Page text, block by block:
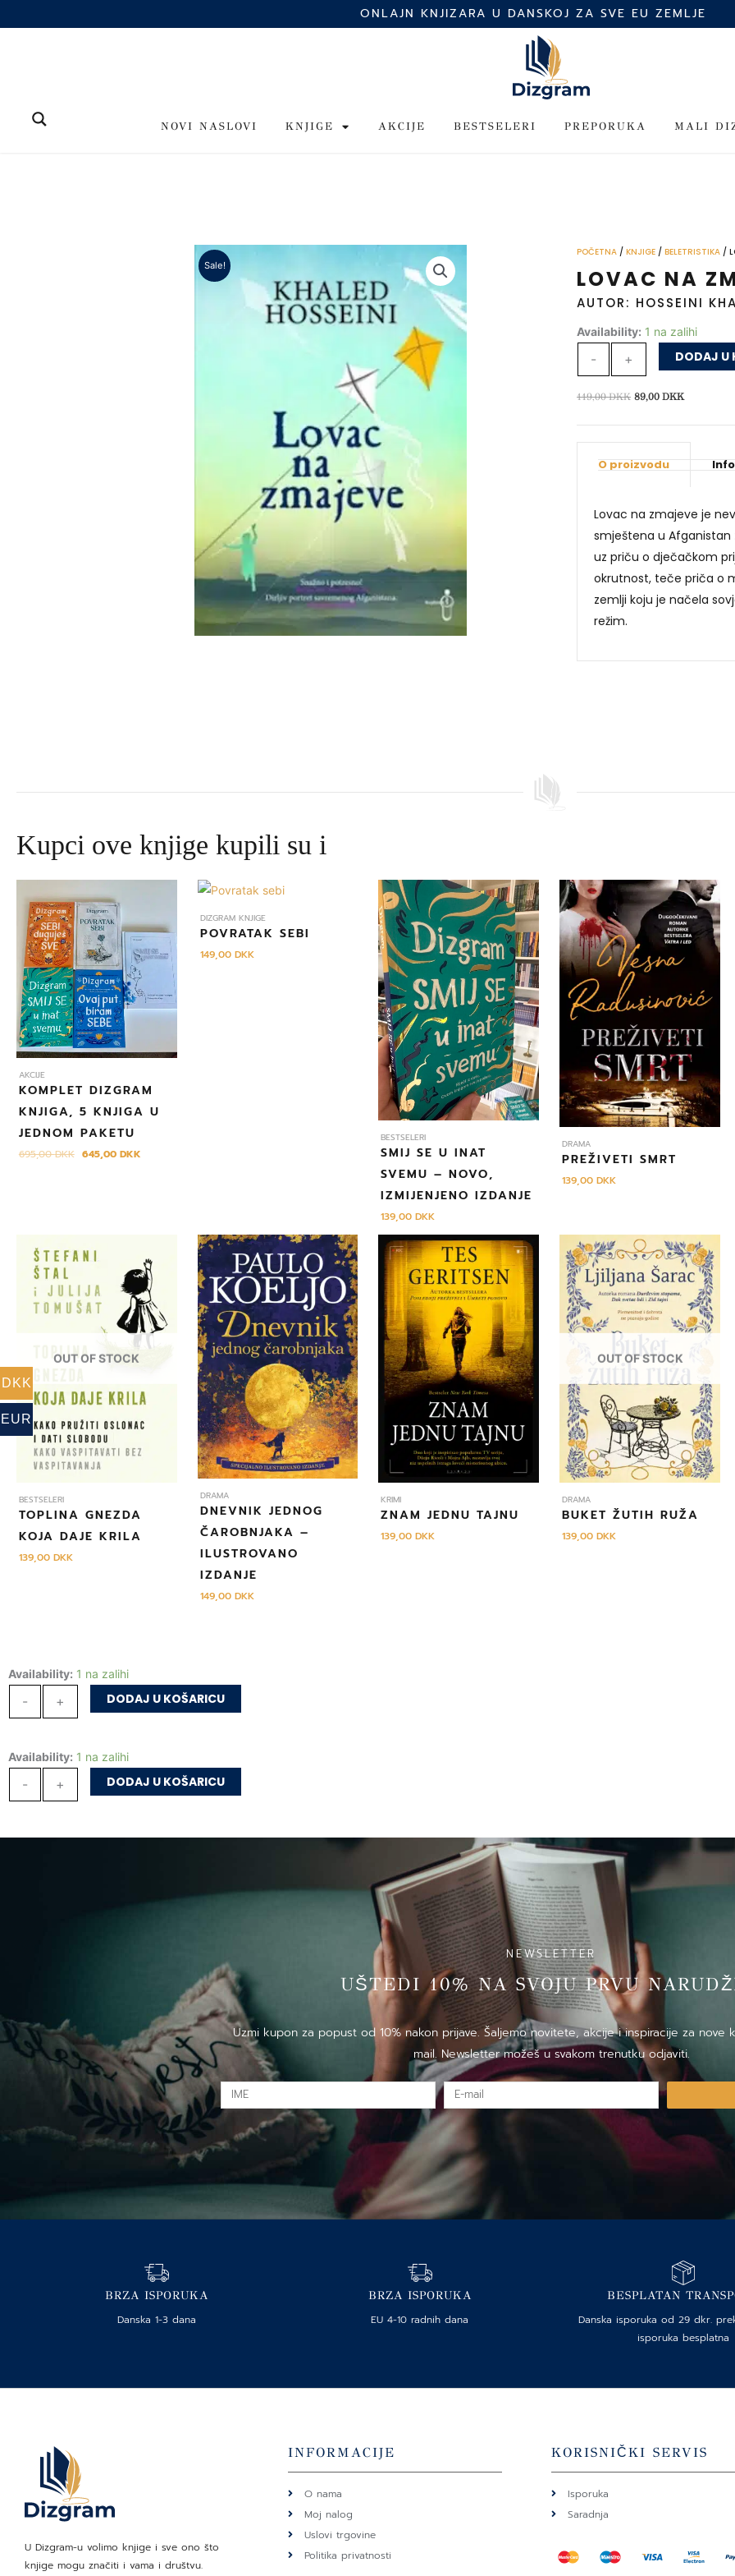
to
ONLAJN KNJIZARA U DANSKOJ ZA SVE EU ZEMLJE
NOVI NASLOVI KNJIGE AKCIJE BESTSELERI PREPORUKA MALI
Sale!
POČETNA /KNJIGE /BELETRISTIKA /
LOVAC NA
AUTOR: HOSSEINI
Availability: 1 na zalihi
-
Lovac
zmajeve
količina
+ DODAJ U
119,00DKK Izvorna
119,00 DKK.
89,00DKKTrenutna
O proizvodu
Lovac na zmajeve je
smještena u Afganistan
uz priču o dječačkom
okrutnost, teče priča o
zemlji koju je načela
režim.
Kupci ove knjige kupili su i
AKCIJE
KOMPLET DIZGRAM
KNJIGA, 5 KNJIGA U
JEDNOM PAKETU
695,00DKK
Izvorna
cijena
bila
je:
695,00 DKK.
645,00 DKK
Trenutna
645,00 DKK.
DIZGRAM KNJIGE
POVRATAK SEBI
149,00 DKK
BESTSELERI
SMIJ SE U INAT
SVEMU – NOVO,
IZMIJENJENO IZDANJE
139,00DKK
DRAMA
PREŽIVETI SMRT
139,00 DKK
OUT OF STOCK
BESTSELERI
TOPLINA GNEZDA
KOJA DAJE KRILA
139,00 DKK
DRAMA
DNEVNIK JEDNOG
ČAROBNJAKA –
ILUSTROVANO
IZDANJE
149,00 DKK
KRIMI
ZNAM JEDNU TAJNU
139,00DKK
OUT OF STOCK
DRAMA
BUKET ŽUTIH RUŽA
139,00 DKK
Availability: 1 na zalihi
-
Lovac
zmajeve
+ DODAJ U KOŠARICU
Availability: 1 na zalihi
-
Lovac
zmajeve
+ DODAJ U KOŠARICU
NEWSLETTER
UŠTEDI 10% NA SVOJU PRVU
Uzmi kupon za popust od 10% nakon prijave. Šaljemo novitete, akcije i inspiracije za
mail. Newsletter možeš u svakom trenutku odjaviti.
IME
E-
mail
BRZA ISPORUKA
Danska 1-3 dana
BRZA ISPORUKA
EU 4-10 radnih dana
BESPLATAN
Danska isporuka od 29 dkr.
isporuka besplatna
U Dizgram-u volimo knjige i sve ono što
knjige mogu značiti i vama i društvu.
INFORMACIJE
O nama
Moj nalog
Uslovi trgovine
Politika privatnosti
KORISNIČKI SERVIS
Isporuka
Saradnja
DKK
EUR